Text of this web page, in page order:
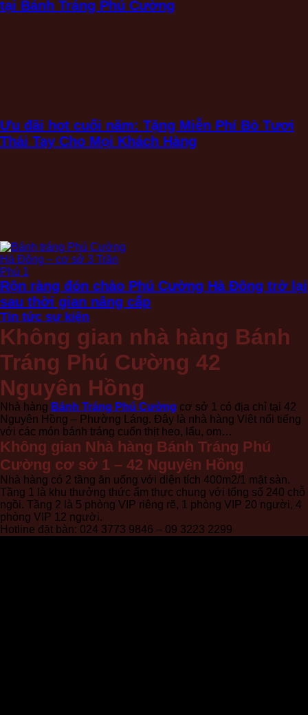
tại Bánh Tráng Phú Cường
Ưu đãi hot cuối năm: Tặng Miễn Phí Bò Tươi
Thái Tay Cho Mọi Khách Hàng
Rộn ràng đón chào Phú Cường Hà Đông trở lại
sau thời gian nâng cấp
Tin tức sự kiện
Không gian nhà hàng Bánh
Tráng Phú Cường 42
Nguyên Hồng
Nhà hàng Bánh Tráng Phú Cường cơ sở 1 có địa chỉ tại 42
Nguyên Hồng – Phường Láng. Đây là nhà hàng Việt nổi tiếng
với các món bánh tráng cuốn thịt heo, lẩu, om…
Không gian Nhà hàng Bánh Tráng Phú
Cường cơ sở 1 – 42 Nguyên Hồng
Nhà hàng có 2 tầng ăn uống với diện tích 400m2/1 mặt sàn.
Tầng 1 là khu thưởng thức ẩm thực chung với tổng số 240 chỗ
ngồi. Tầng 2 là 5 phòng VIP riêng rẽ, 1 phòng VIP 20 người, 4
phòng VIP 12 người.
Hotline đặt bàn: 024 3773 9846 – 09 3223 2299